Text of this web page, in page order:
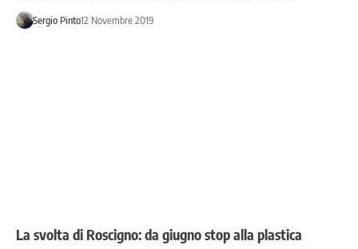
Sergio Pinto12 Novembre 2019
La svolta di Roscigno: da giugno stop alla plastica